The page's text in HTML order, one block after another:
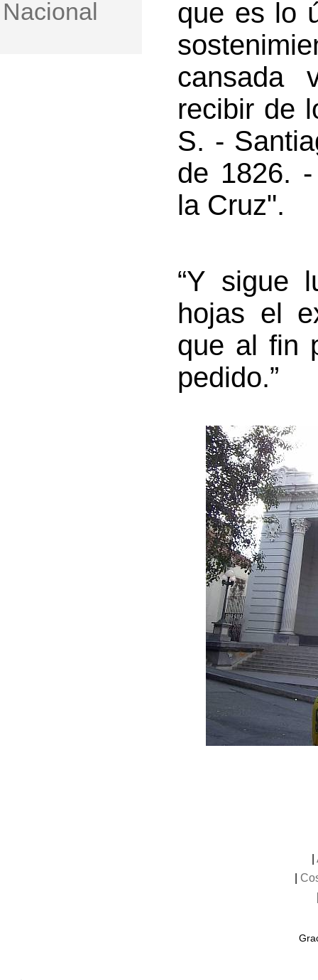
Nacional
que es lo
cansada
recibir de
S. -
de 1826.
la Cruz".
“Y sigue
hojas el
que al fin
pedido.”